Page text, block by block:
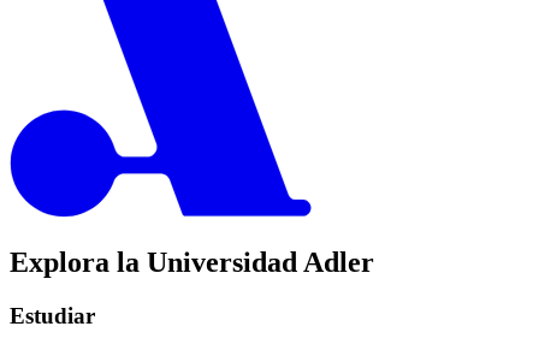
Explora la Universidad Adler
Estudiar